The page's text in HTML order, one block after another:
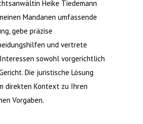
Heike Tiedemann
Mandanen umfassende
gebe präzise
und vertrete
sowohl vorgerichtlich
Die juristische Lösung
direkten Kontext zu Ihren
Vorgaben.